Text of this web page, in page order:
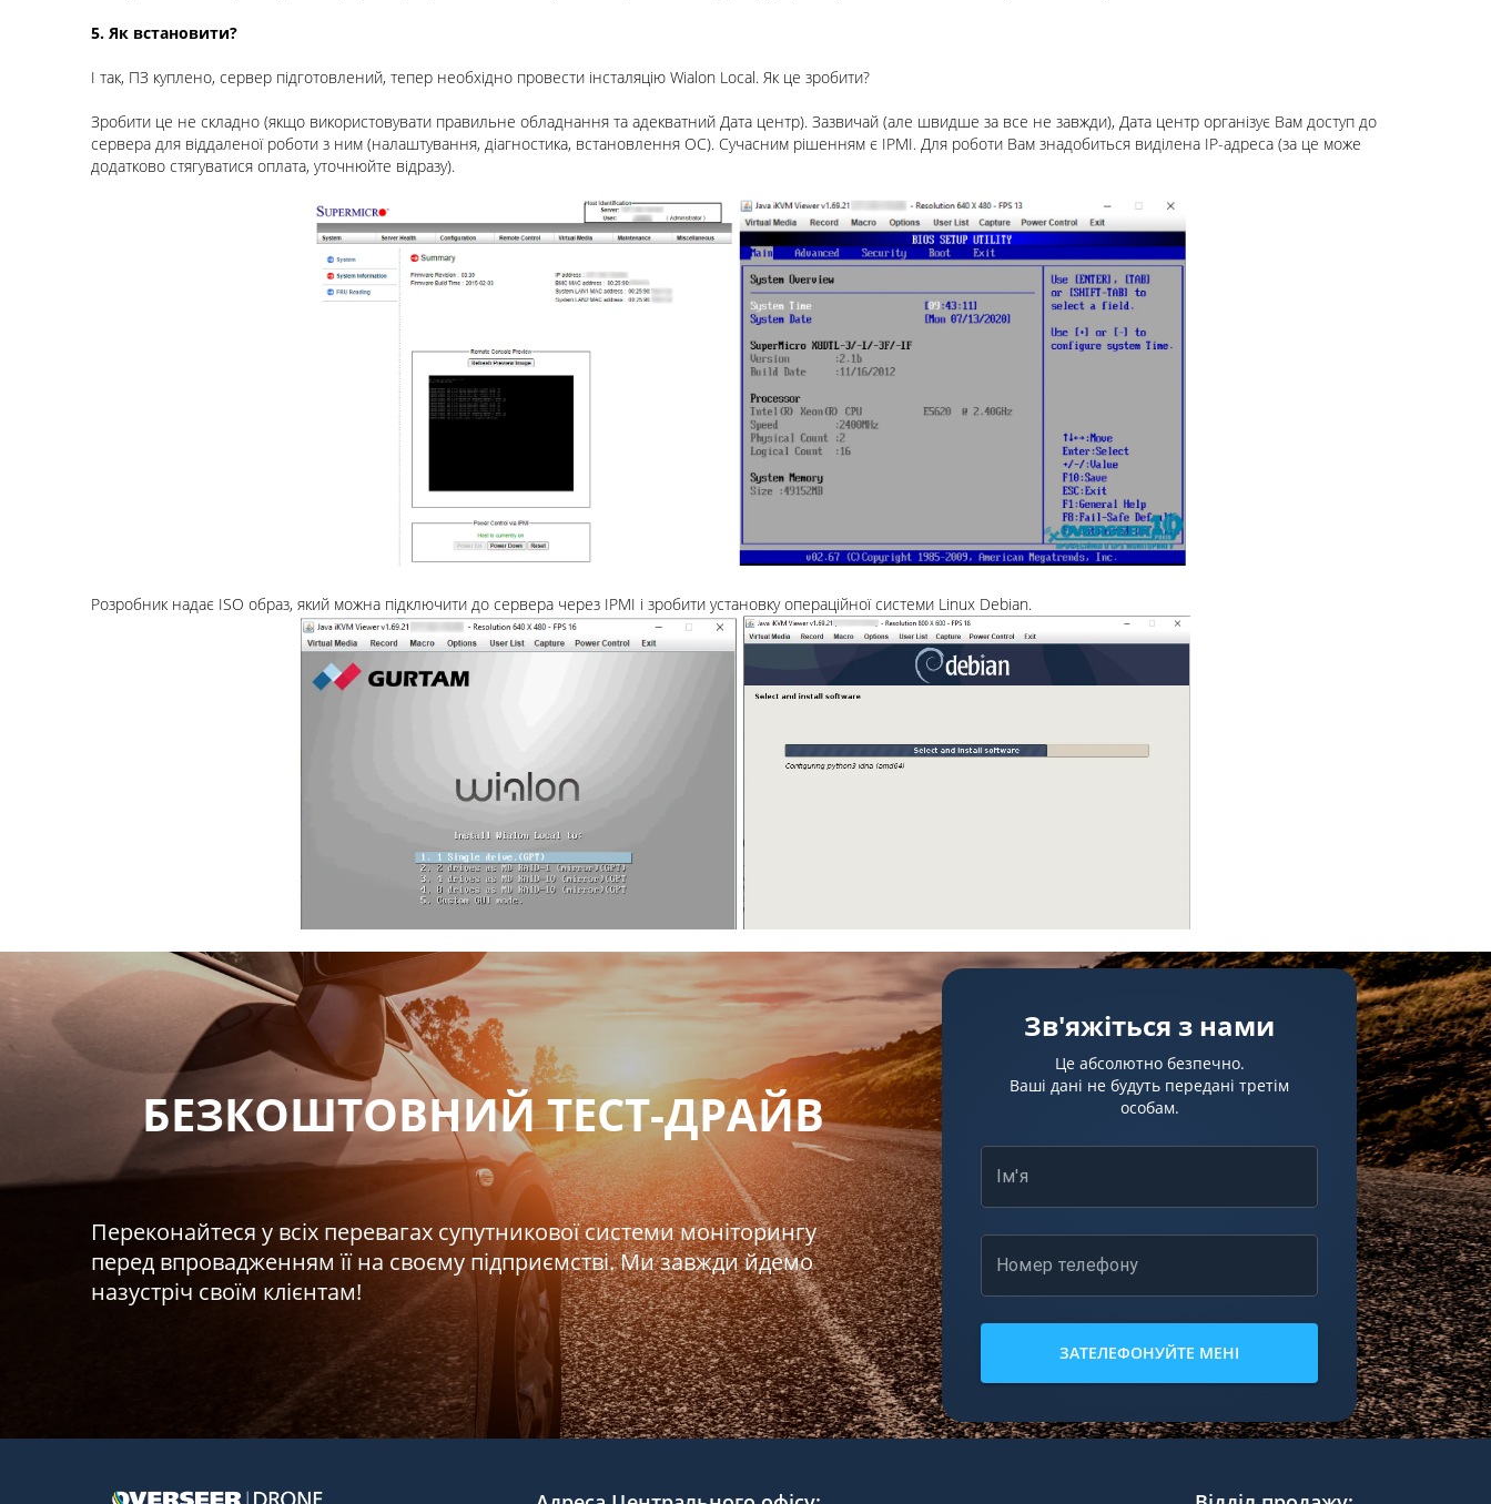
5. Як встановити?
І так, ПЗ куплено, сервер підготовлений, тепер необхідно провести інсталяцію Wialon Local. Як це зробити?
Зробити це не складно (якщо використовувати правильне обладнання та адекватний Дата центр). Зазвичай (але швидше за все не завжди), Дата центр організує Вам доступ до
сервера для віддаленої роботи з ним (налаштування, діагностика, встановлення ОС). Сучасним рішенням є IPMI. Для роботи Вам знадобиться виділена IP-адреса (за це може
додатково стягуватися оплата, уточнюйте відразу).
Розробник надає ISO образ, який можна підключити до сервера через IPMI і зробити установку операційної системи Linux Debian.
БЕЗКОШТОВНИЙ ТЕСТ-ДРАЙВ
Переконайтеся у всіх перевагах супутникової системи моніторингу
перед впровадженням її на своєму підприємстві. Ми завжди йдемо
назустріч своїм клієнтам!
Зв'яжіться з нами
Це абсолютно безпечно.
Ваші дані не будуть передані третім
особам.
Ім'я
Номер телефону
ЗАТЕЛЕФОНУЙТЕ МЕНІ